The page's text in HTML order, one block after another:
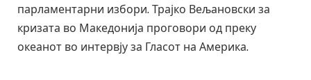
парламентарни избори. Трајко Вељановски за
кризата во Македонија проговори од преку
океанот во интервју за Гласот на Америка.